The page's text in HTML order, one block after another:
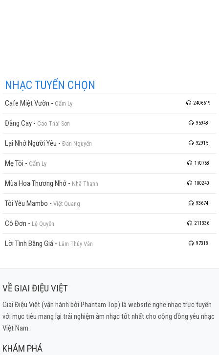
NHẠC TUYỂN CHỌN
Cafe Miệt Vườn - Cẩm Ly 2406619
Đắng Cay - Cao Thái Sơn 95948
Lại Nhớ Người Yêu - Đan Nguyên 92915
Mẹ Tôi - Cẩm Ly 170758
Mùa Hoa Thương Nhớ - Nhã Thanh 100240
Tôi Yêu Mambo - Việt Quang 93674
Cô Đơn - Lệ Quyên 211336
Lời Tình Băng Giá - Lâm Thúy Vân 97318
VỀ GIAI ĐIỆU VIỆT
Giai Điệu Việt (vận hành bởi Phantam Top) là website nghe nhạc trực tuyến
với mục tiêu mang lại trải nghiệm âm nhạc tốt nhất cho cộng đồng yêu nhạc
Việt Nam.
KHÁM PHÁ